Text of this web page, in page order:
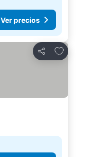
Ver precios
Compartir
Agregar a